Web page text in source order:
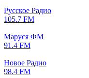
Русское Радио
105.7 FM
Маруся ФМ
91.4 FM
Новое Радио
98.4 FM